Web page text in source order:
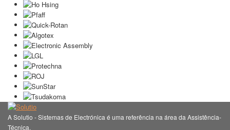
A Solutio - Sistemas de Electrónica é uma referência na área da Assistência-
Técnica.